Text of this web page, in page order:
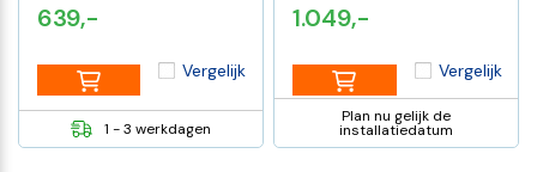
639,-
1 - 3 werkdagen
Vergelijk
1.049,-
Plan nu gelijk de
installatiedatum
Vergelijk